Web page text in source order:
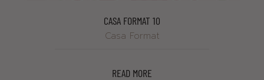
CASA FORMAT 10
Casa Format
READ MORE